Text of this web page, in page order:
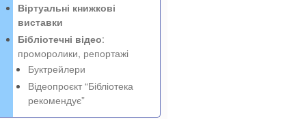
Віртуальні книжкові
виставки
Бібліотечні відео:
проморолики, репортажі
Буктрейлери
Відеопроєкт “Бібліотека
рекомендує”